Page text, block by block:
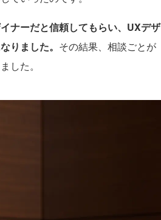
ナーだと信頼してもらい、UXデザ
りました。 その結果、相談ごとが
した。